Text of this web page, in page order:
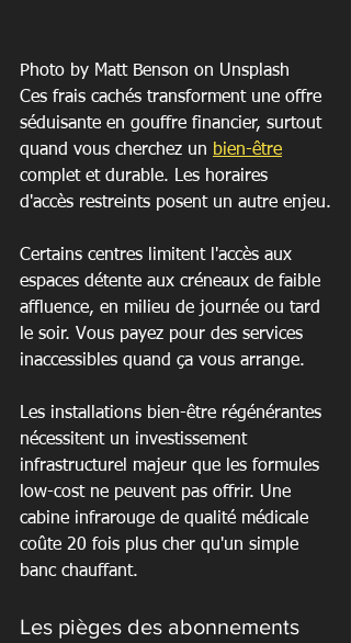
Photo by Matt Benson on Unsplash
Ces frais cachés transforment une offre
séduisante en gouffre financier, surtout
quand vous cherchez un bien-être
complet et durable. Les horaires
d'accès restreints posent un autre enjeu.
Certains centres limitent l'accès aux
espaces détente aux créneaux de faible
affluence, en milieu de journée ou tard
le soir. Vous payez pour des services
inaccessibles quand ça vous arrange.
Les installations bien-être régénérantes
nécessitent un investissement
infrastructurel majeur que les formules
low-cost ne peuvent pas offrir. Une
cabine infrarouge de qualité médicale
coûte 20 fois plus cher qu'un simple
banc chauffant.
Les pièges des abonnements